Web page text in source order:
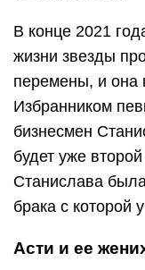
В конце 2021
жизни звезды
перемены, и она
Избранником
бизнесмен
будет уже
Станислава
брака с которой
Асти и ее